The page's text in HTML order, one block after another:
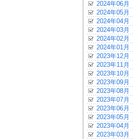
2024年06月
2024年05月
2024年04月
2024年03月
2024年02月
2024年01月
2023年12月
2023年11月
2023年10月
2023年09月
2023年08月
2023年07月
2023年06月
2023年05月
2023年04月
2023年03月